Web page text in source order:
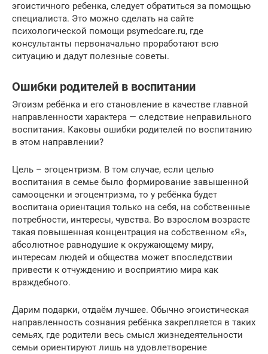
эгоистичного ребенка, следует обратиться за помощью
специалиста. Это можно сделать на сайте
психологической помощи psymedcare.ru, где
консультанты первоначально проработают всю
ситуацию и дадут полезные советы.
Ошибки родителей в воспитании
Эгоизм ребёнка и его становление в качестве главной
направленности характера — следствие неправильного
воспитания. Каковы ошибки родителей по воспитанию
в этом направлении?
Цель – эгоцентризм. В том случае, если целью
воспитания в семье было формирование завышенной
самооценки и эгоцентризма, то у ребёнка будет
воспитана ориентация только на себя, на собственные
потребности, интересы, чувства. Во взрослом возрасте
такая повышенная концентрация на собственном «Я»,
абсолютное равнодушие к окружающему миру,
интересам людей и общества может впоследствии
привести к отчуждению и восприятию мира как
враждебного.
Дарим подарки, отдаём лучшее. Обычно эгоистическая
направленность сознания ребёнка закрепляется в таких
семьях, где родители весь смысл жизнедеятельности
семьи ориентируют лишь на удовлетворение